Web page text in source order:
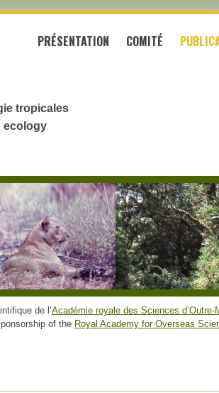
PRÉSENTATION COMITÉ
tropicales
ecology
de l’Académie royale des Sciences d’Outre-
of the Royal Academy for Overseas